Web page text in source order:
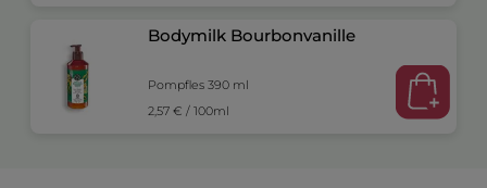
Bodymilk Bourbonvanille
Pompfles 390 ml
2,57 € / 100ml